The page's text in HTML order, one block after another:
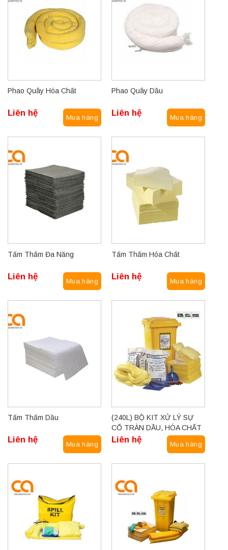
Phao Quây Hóa Chất
Liên hệ Mua hàng
Phao Quây Dầu
Liên hệ Mua hàng
Tấm Thấm Đa Năng
Liên hệ Mua hàng
Tấm Thấm Hóa Chất
Liên hệ Mua hàng
Tấm Thấm Dầu
Liên hệ Mua hàng
(240L) BỘ KIT XỬ LÝ SỰ
CỐ TRÀN DẦU, HÓA CHẤT
SPILL KIT
Liên hệ Mua hàng